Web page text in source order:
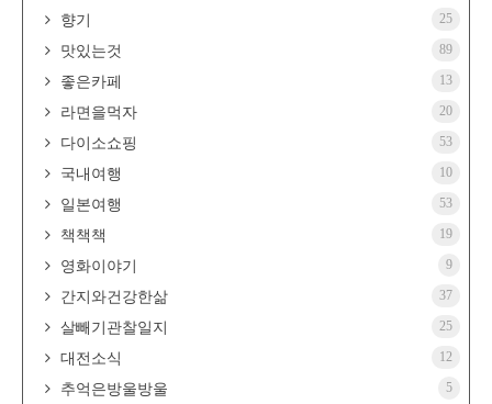
향기 25
맛있는것 89
좋은카페 13
라면을먹자 20
다이소쇼핑 53
국내여행 10
일본여행 53
책책책 19
영화이야기 9
간지와건강한삶 37
살빼기관찰일지 25
대전소식 12
추억은방울방울 5